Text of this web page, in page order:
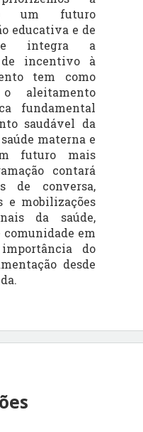
um futuro
educativa e de
integra a
de incentivo à
tem como
aleitamento
fundamental
saudável da
materna e
futuro mais
contará
de conversa,
e mobilizações
da saúde,
comunidade em
do
desde